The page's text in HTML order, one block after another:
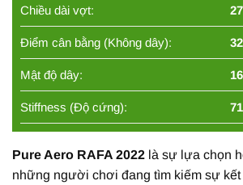
Chiều dài vợt:
Điểm cân bằng (Không dây):
Mật độ dây:
Stiffness (Độ cứng): 71
Pure Aero RAFA 2022 là sự lựa chọn
những người chơi đang tìm kiếm sự